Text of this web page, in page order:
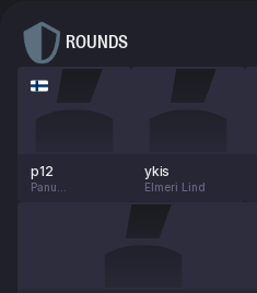
ROUNDS
p12
Panu
ykis
Elmeri Lind